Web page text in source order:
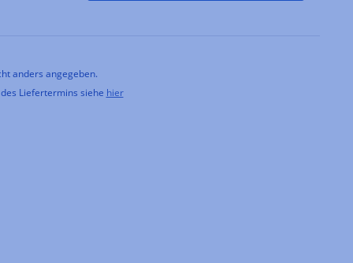
anders angegeben.
Liefertermins siehe hier